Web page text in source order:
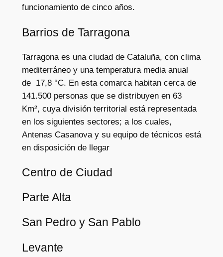
funcionamiento de cinco años.
Barrios de Tarragona
Tarragona es una ciudad de Cataluña, con clima
mediterráneo y una temperatura media anual
de 17,8 °C. En esta comarca habitan cerca de
141.500 personas que se distribuyen en 63
Km², cuya división territorial está representada
en los siguientes sectores; a los cuales,
Antenas Casanova y su equipo de técnicos está
en disposición de llegar
Centro de Ciudad
Parte Alta
San Pedro y San Pablo
Levante